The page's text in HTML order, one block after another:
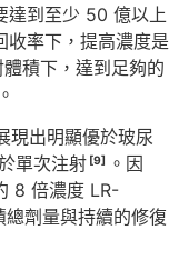
達到至少 50 億以上
收率下，提高濃度是
積下，達到足夠的
。
現出明顯優於玻尿
單次注射 [9]
。因
8 倍濃度 LR-
總劑量與持續的修復